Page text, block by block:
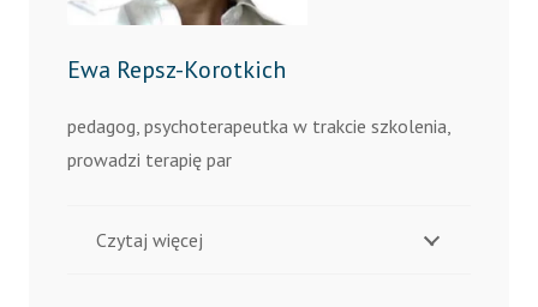
Ewa Repsz-Korotkich
pedagog, psychoterapeutka w trakcie szkolenia,
prowadzi terapię par
Czytaj więcej